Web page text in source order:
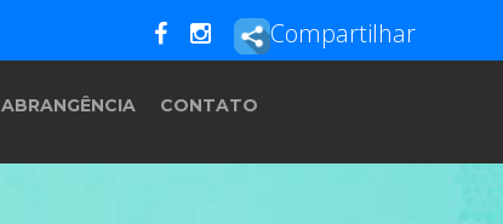
Compartilhar
ABRANGÊNCIA CONTATO